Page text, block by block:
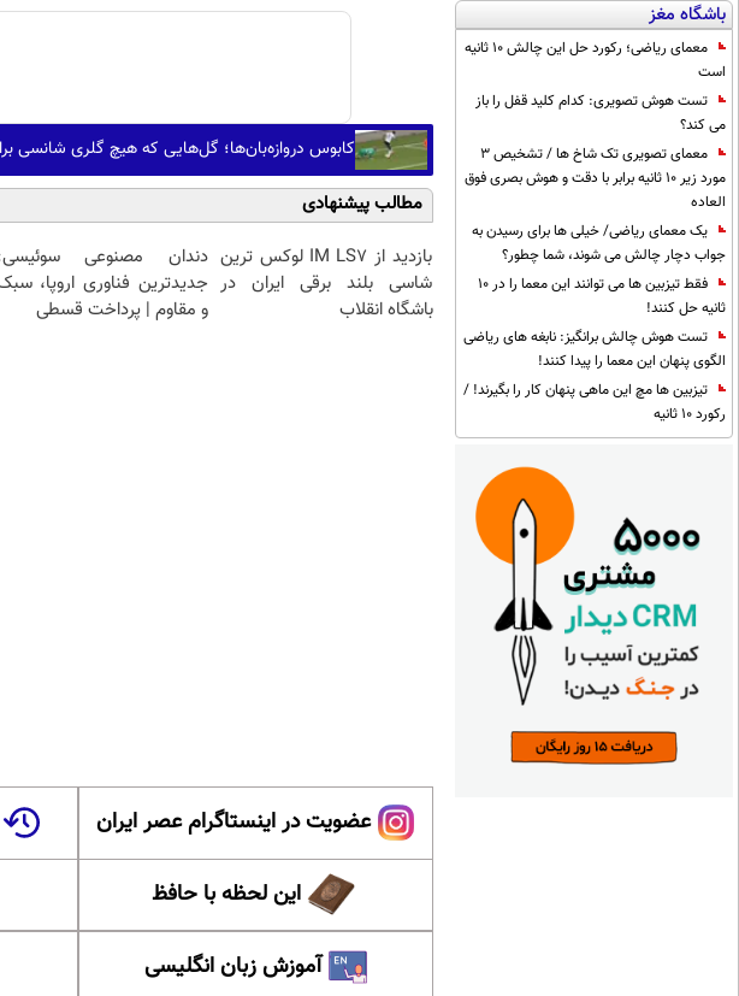
باشگاه مغز
معمای ریاضی؛ رکورد حل این چالش 10 ثانیه
است
تست هوش تصویری: کدام کلید قفل را باز
می کند؟
معمای تصویری تک شاخ ها / تشخیص 3
مورد زیر 10 ثانیه برابر با دقت و هوش بصری فوق
العاده
یک معمای ریاضی/ خیلی ها برای رسیدن به
جواب دچار چالش می شوند، شما چطور؟
فقط تیزبین ها می توانند این معما را در 10
ثانیه حل کنند!
تست هوش چالش برانگیز: نابغه های ریاضی
الگوی پنهان این معما را پیدا کنند!
تیزبین ها مچ این ماهی پنهان کار را بگیرند! /
رکورد 10 ثانیه
کابوس دروازه‌بان‌ها؛ گل‌هایی که هیچ گلری شانسی
مطالب پیشنهادی
بازدید از IM LS7 لوکس ترین
شاسی بلند برقی ایران در
باشگاه انقلاب
دندان مصنوعی
جدیدترین فناوری اروپا،
و مقاوم | پرداخت قسطی
عضویت در اینستاگرام عصر ایران
این لحظه با حافظ
آموزش زبان انگلیسی